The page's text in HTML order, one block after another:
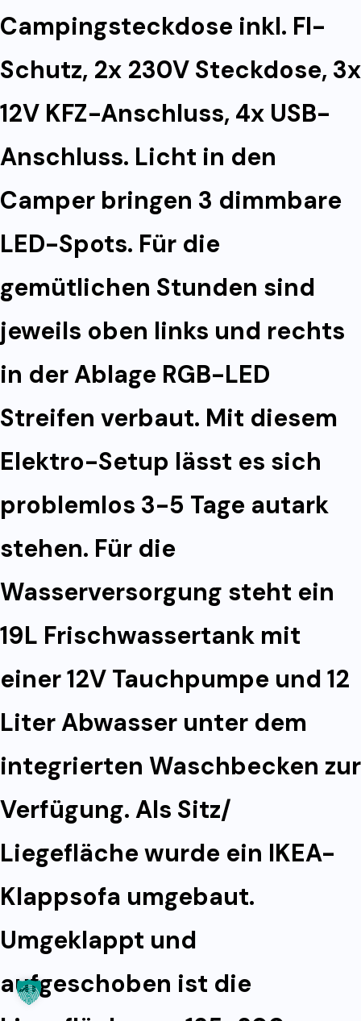
Campingsteckdose inkl. FI-
Schutz, 2x 230V Steckdose, 3x
12V KFZ-Anschluss, 4x USB-
Anschluss. Licht in den
Camper bringen 3 dimmbare
LED-Spots. Für die
gemütlichen Stunden sind
jeweils oben links und rechts
in der Ablage RGB-LED
Streifen verbaut. Mit diesem
Elektro-Setup lässt es sich
problemlos 3-5 Tage autark
stehen. Für die
Wasserversorgung steht ein
19L Frischwassertank mit
einer 12V Tauchpumpe und 12
Liter Abwasser unter dem
integrierten Waschbecken zur
Verfügung. Als Sitz/
Liegefläche wurde ein IKEA-
Klappsofa umgebaut.
Umgeklappt und
aufgeschoben ist die